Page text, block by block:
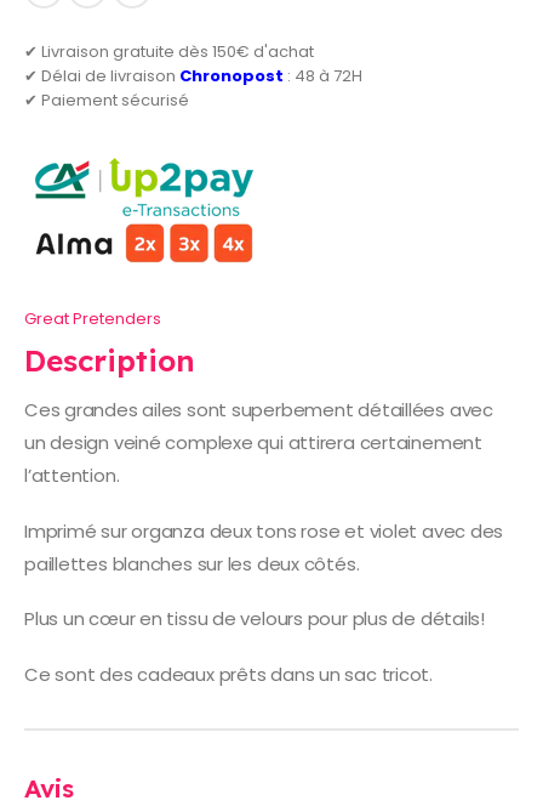
✔ Livraison gratuite dès 150€ d'achat
✔ Délai de livraison Chronopost : 48 à 72H
✔ Paiement sécurisé
Great Pretenders
Description
Ces grandes ailes sont superbement détaillées avec
un design veiné complexe qui attirera certainement
l’attention.
Imprimé sur organza deux tons rose et violet avec des
paillettes blanches sur les deux côtés.
Plus un cœur en tissu de velours pour plus de détails!
Ce sont des cadeaux prêts dans un sac tricot.
Avis